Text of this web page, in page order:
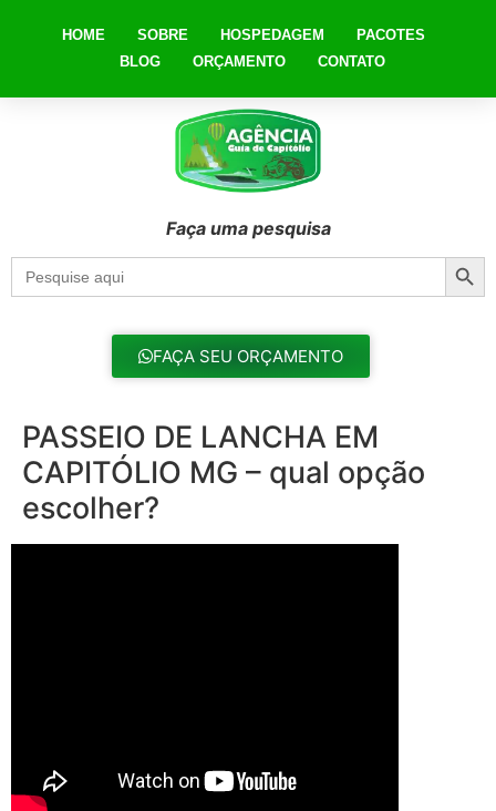
HOME SOBRE HOSPEDAGEM
PACOTES
BLOG
ORÇAMENTO CONTATO
Faça uma pesquisa
Search
for:
FAÇA SEU ORÇAMENTO
PASSEIO DE LANCHA EM
CAPITÓLIO MG – qual opção
escolher?